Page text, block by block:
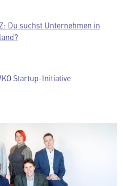
Du suchst Unternehmen in
Startup-Initiative